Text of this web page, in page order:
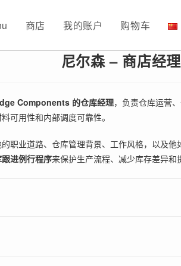
商店 我的账户 购物车
尼尔森 – 商店经理
Components 的仓库经理，负责仓库运营
可用性和内部调度可靠性。
职业道路、仓库管理背景、工作风格，以及他
进例行程序来保护生产流程、减少库存差异和